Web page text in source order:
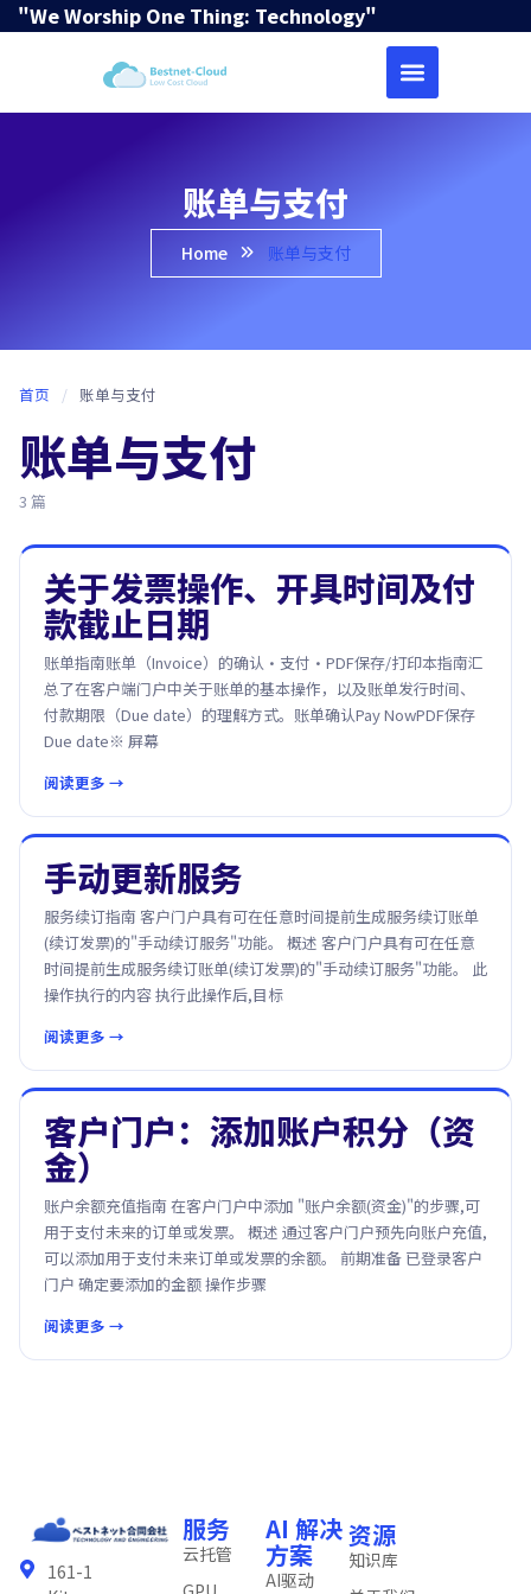
"We Worship One Thing: Technology"
账单与支付
Home 账单与支付
首页 / 账单与支付
账单与支付
3 篇
关于发票操作、开具时间及付
款截止日期
账单指南账单（Invoice）的确认·支付·PDF保存/打印本指南汇
总了在客户端门户中关于账单的基本操作，以及账单发行时间、
付款期限（Due date）的理解方式。账单确认Pay NowPDF保存
Due date※ 屏幕
阅读更多 →
手动更新服务
服务续订指南 客户门户具有可在任意时间提前生成服务续订账单
(续订发票)的"手动续订服务"功能。 概述 客户门户具有可在任意
时间提前生成服务续订账单(续订发票)的"手动续订服务"功能。 此
操作执行的内容 执行此操作后,目标
阅读更多 →
客户门户：添加账户积分（资
金）
账户余额充值指南 在客户门户中添加 "账户余额(资金)"的步骤,可
用于支付未来的订单或发票。 概述 通过客户门户预先向账户充值,
可以添加用于支付未来订单或发票的余额。 前期准备 已登录客户
门户 确定要添加的金额 操作步骤
阅读更多 →
161-1
服务
云托管
AI 解决
方案
AI驱动
资源
知识库